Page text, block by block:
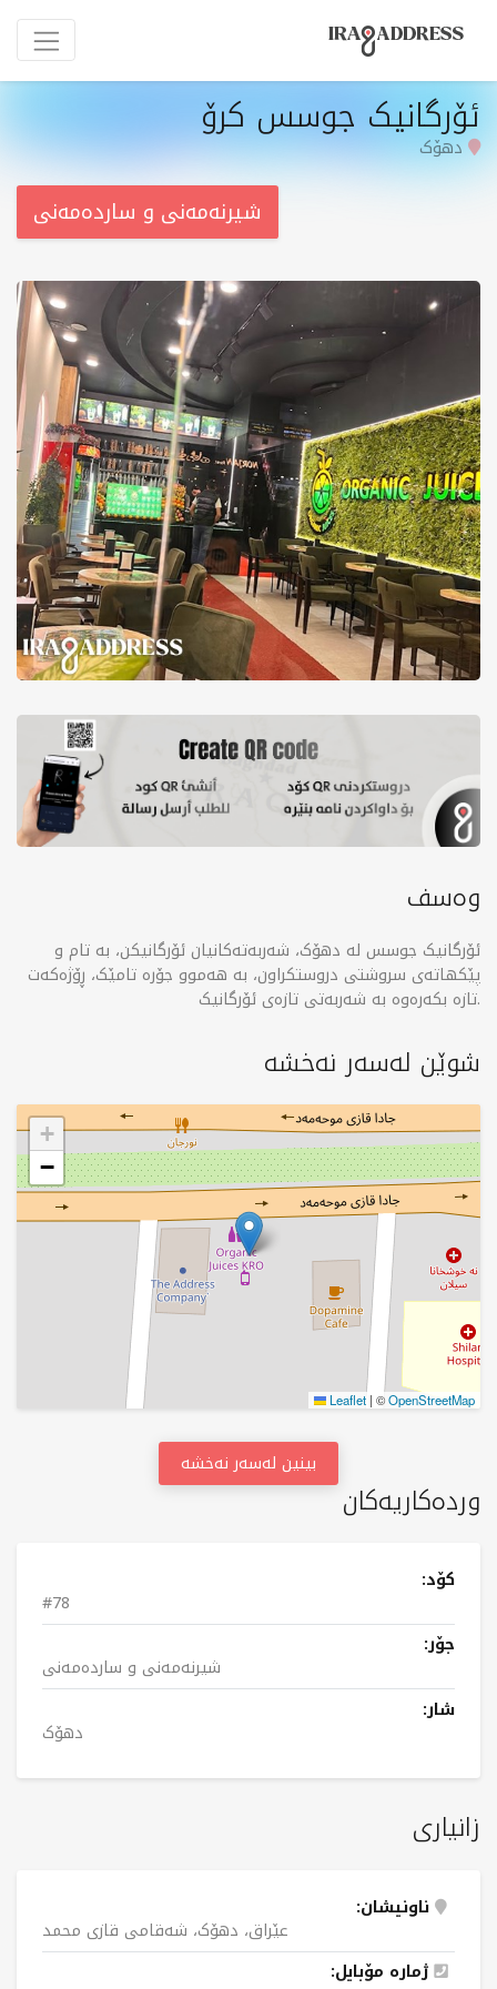
ئۆرگانیک جوسس کرۆ
دهۆک
شیرنەمەنی و ساردەمەنی
وردەکاریەکان
کۆد:
#78
جۆر:
شیرنەمەنی و ساردەمەنی
شار:
دهۆک
زانیاری
ناونیشان:
عێراق، دهۆک، شەقامی قازی محمد
ژمارە مۆبایل:
وەسف
ئۆرگانیک جوسس لە دهۆک، شەربەتەکانیان ئۆرگانیکن، بە تام و
پێکهاتەی سروشتی دروستکراون، بە هەموو جۆرە تامێک، ڕۆژەکەت
تازە بکەرەوە بە شەربەتی تازەی ئۆرگانیک.
شوێن لەسەر نەخشە
+
−
Leaflet | ©OpenStreetMap
بینین لەسەر نەخشە